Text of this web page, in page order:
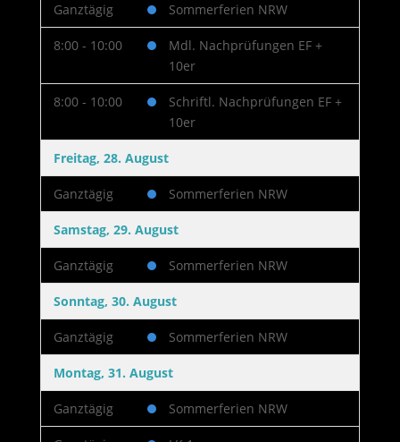
Ganztägig Sommerferien NRW
8:00 - 10:00
Mdl. Nachprüfungen EF +
10er
8:00 - 10:00
Schriftl. Nachprüfungen EF +
10er
Freitag, 28. August
Ganztägig Sommerferien NRW
Samstag, 29. August
Ganztägig Sommerferien NRW
Sonntag, 30. August
Ganztägig Sommerferien NRW
Montag, 31. August
Ganztägig Sommerferien NRW